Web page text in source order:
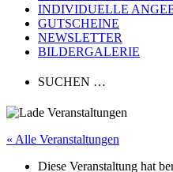
INDIVIDUELLE
GUTSCHEINE
NEWSLETTER
BILDERGALERIE
SUCHEN …
« Alle Veranstaltungen
Diese Veranstaltung hat